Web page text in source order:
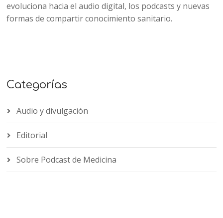
evoluciona hacia el audio digital, los podcasts y nuevas
formas de compartir conocimiento sanitario.
Categorías
Audio y divulgación
Editorial
Sobre Podcast de Medicina